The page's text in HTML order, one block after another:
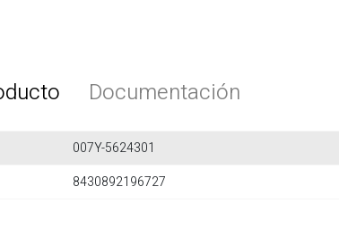
Documentación
007Y-5624301
8430892196727